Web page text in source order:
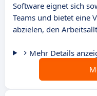
Software eignet sich
Teams und bietet eine
abzielen, den
Mehr Details